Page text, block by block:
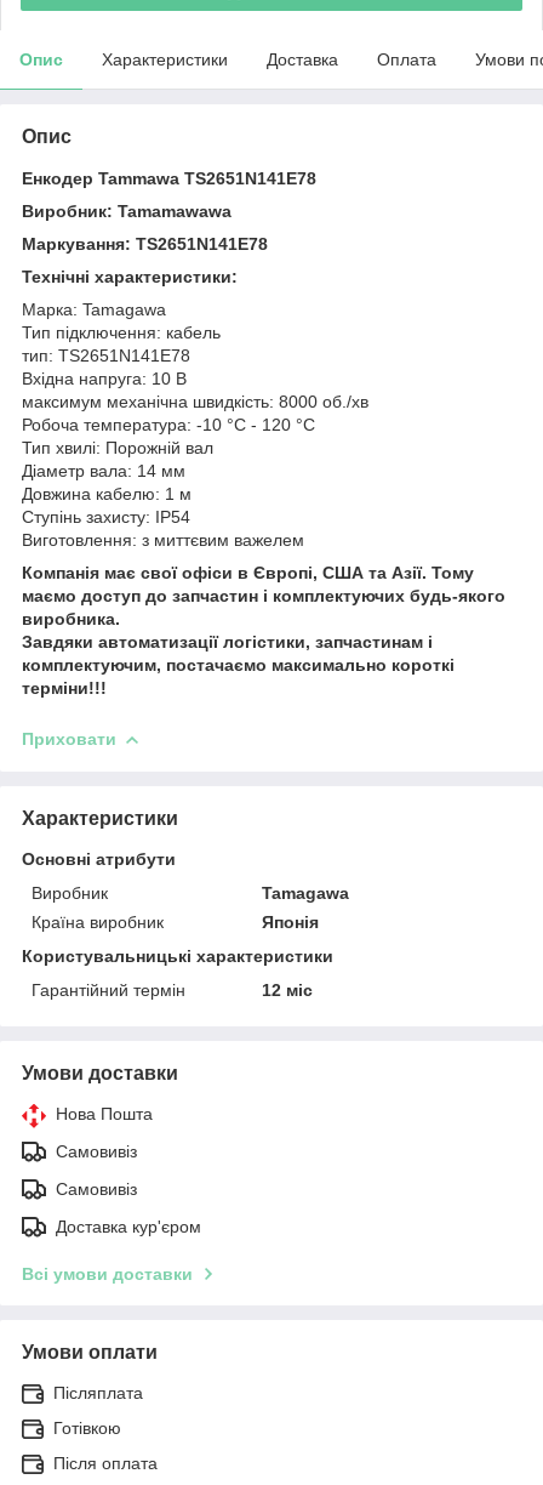
Опис Характеристики Доставка Оплата Умови
Опис
Енкодер Tammawa TS2651N141E78
Виробник: Tamamawawa
Маркування: TS2651N141E78
Технічні характеристики:
Марка: Tamagawa
Тип підключення: кабель
тип: TS2651N141E78
Вхідна напруга: 10 В
максимум механічна швидкість: 8000 об./хв
Робоча температура: -10 °C - 120 °C
Тип хвилі: Порожній вал
Діаметр вала: 14 мм
Довжина кабелю: 1 м
Ступінь захисту: IP54
Виготовлення: з миттєвим важелем
Компанія має свої офіси в Європі, США та Азії. Тому
маємо доступ до запчастин і комплектуючих будь-якого
виробника.
Завдяки автоматизації логістики, запчастинам і
комплектуючим, постачаємо максимально короткі
терміни!!!
Приховати
Характеристики
Основні атрибути
Виробник
Tamagawa
Країна виробник
Японія
Користувальницькі характеристики
Гарантійний термін
12 міс
Умови доставки
Нова Пошта
Самовивіз
Самовивіз
Доставка кур'єром
Всі умови доставки
Умови оплати
Післяплата
Готівкою
Після оплата